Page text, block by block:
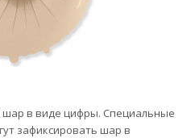
в виде цифры. Специальные
зафиксировать шар в